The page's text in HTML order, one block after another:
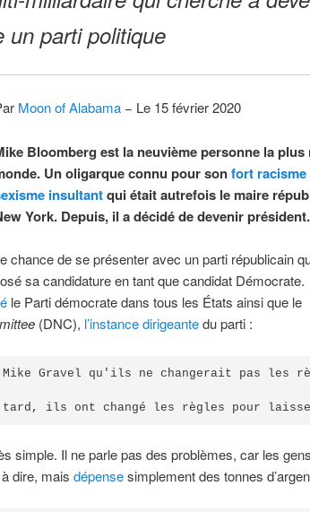
un parti politique
Moon of Alabama − Le 15 février 2020
Bloomberg est la neuvième personne la plus
Un oligarque connu pour sonfort racisme
insultantqui était autrefois le maire
York. Depuis, il a décidé de devenir président.
chance de se présenter avec un parti républicain
sa candidature en tant que candidat Démocrate.
le Parti démocrate dans tous les États ainsi que le
(DNC), l’instance dirigeantedu parti :
Mike Gravel qu'ils ne changerait pas les
tard, ils ont changé les règles pour
simple. Il ne parle pas des problèmes, car les gens
à dire, mais dépensesimplement des tonnes